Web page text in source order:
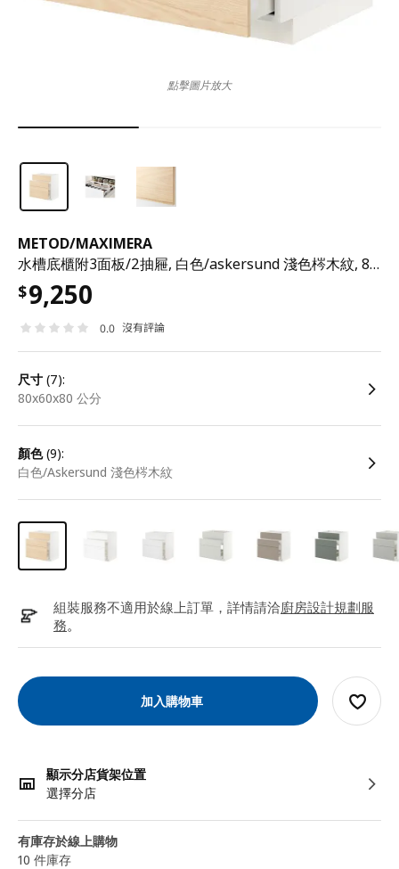
METOD/MAXIMERA
水槽底櫃附3面板/2抽屜, 白色/askersund 淺色梣木紋, 80x60x80 公分
$9,250
0.0 沒有評論
尺寸 (7):
80x60x80 公分
顏色(9):
白色/Askersund 淺色梣木紋
組裝服務不適用於線上訂單，詳情請洽廚房設計規劃服
務。
加入購物車
顯示分店貨架位置
選擇分店
有庫存於線上購物
10 件庫存
點擊圖片放大